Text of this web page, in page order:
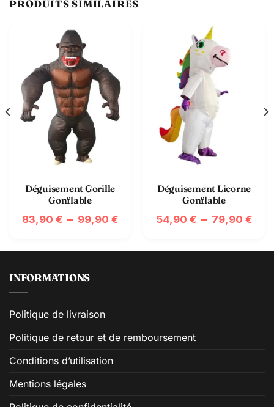
PRODUITS SIMILAIRES
Déguisement Gorille
Gonflable
83,90 € – 99,90 €Plage
83,90 €
Déguisement Licorne
Gonflable
54,90 € – 79,90 €
INFORMATIONS
Politique de livraison
Politique de retour et de remboursement
Conditions d’utilisation
Mentions légales